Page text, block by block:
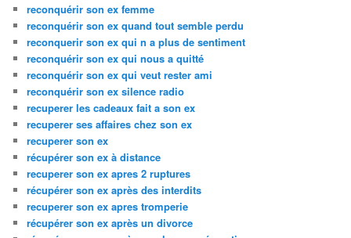
reconquérir son ex femme
reconquérir son ex quand tout semble perdu
reconquerir son ex qui n a plus de sentiment
reconquérir son ex qui nous a quitté
reconquérir son ex qui veut rester ami
reconquérir son ex silence radio
recuperer les cadeaux fait a son ex
recuperer ses affaires chez son ex
recuperer son ex
récupérer son ex à distance
recuperer son ex apres 2 ruptures
récupérer son ex après des interdits
recuperer son ex apres tromperie
récupérer son ex après un divorce